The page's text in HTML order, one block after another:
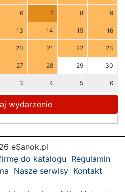
6 7 8 9
13 14 15 16
20 21 22 23
27 28 29 30
3 4 5 6
wydarzenie
eSanok.pl
do katalogu Regulamin
Nasze serwisy Kontakt